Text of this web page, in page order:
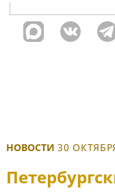
НОВОСТИ 30